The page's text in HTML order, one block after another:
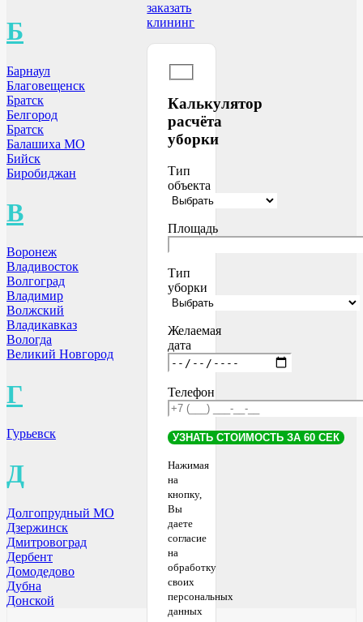
Б
Барнаул
Благовещенск
Братск
Белгород
Братск
Балашиха МО
Бийск
Биробиджан
В
Воронеж
Владивосток
Волгоград
Владимир
Волжский
Владикавказ
Вологда
Великий Новгород
Г
Гурьевск
Д
Долгопрудный МО
Дзержинск
Дмитровоград
Дербент
Домодедово
Дубна
Донской
заказать
клининг
Калькулятор
расчёта
уборки
Тип
объекта
Площадь
Тип
уборки
Желаемая
дата
Телефон
Нажимая
на
кнопку,
Вы
даете
согласие
на
обработку
своих
персональных
данных